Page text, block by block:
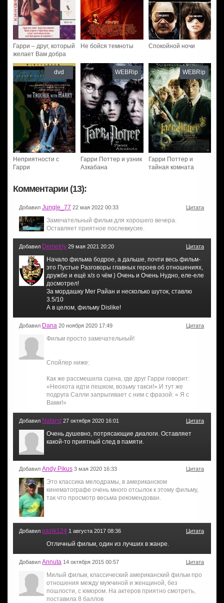
Гарри – друг, который
желает Вам добра
Не бойся темноты Спокойной ночи
Неприятности с
Гарри
dvd
Гарри Поттер и узник
Азкабана
WEBRip
Гарри Поттер и
тайная комната
WEBRip
Комментарии (13):
Добавил Jungle_77 22 мая 2022 00:33 Цитата
Замечательный фильм для хорошего вечера.
Оставляет приятное послевкусие.
Добавил Demetriy 29 мая 2021 20:20 Цитата
Начало фильма бодрое, а дальше, почти весь фильм-
это Пустые Разговоры главных героев об отношениях,
дружбе и ещё х/з о чём ) Очень и Очень Нудно, еле-еле
досмотрел!
За мордашку Мег Райан и несколько шуток, ставлю
3.5/10
А в целом, фильму Dislike!
Добавил Dana 20 ноября 2020 17:49 Цитата
Фильм просто замечательный!
Спойлер ниже:
Как же рассмешила сцена, где друг Гарри говорит:
«Неохота идти пешком, возьму такси!».И тут же
подруга Салли запрыгивает с ним с фразой: « Я с
Вами!»
Добавил Natarst 27 октября 2020 16:01 Цитата
Очень душевно, потрясающие диалоги. Оставляет
какой-то приятный след в памяти.
Добавил Andy Pikus 3 мая 2020 16:33 Цитата
Это классика мелодрамы, в американском
кинематографе очень много отсылок к этому фильму,
так что просмотр весьма рекомендован.
Добавил pazik124 1 августа 2017 08:36 Цитата
Отличный фильм, один из лучших в жанре.
Добавил Annuta 14 октября 2015 00:57 Цитата
Милый фильм, классический американский фильм про
отношения между мужчиной и женщиной, без
пошлости, с юмором. На актеров приятно смотреть,
поставила 8 баллов